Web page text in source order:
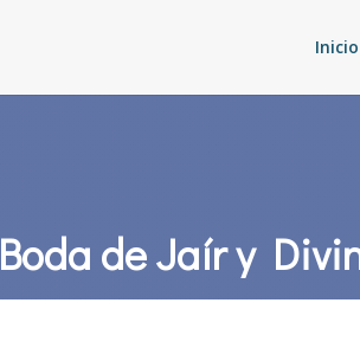
Inicio
Boda de Jaír y